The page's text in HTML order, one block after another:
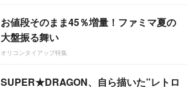
お値段そのまま45％増量！ファミマ夏の
大盤振る舞い
オリコンタイアップ特集
SUPER★DRAGON、自ら描いた”レトロ